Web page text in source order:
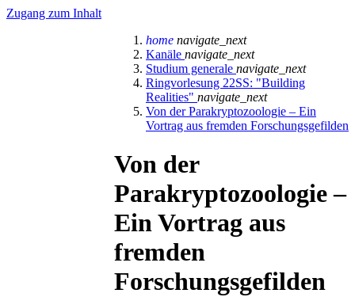
Zugang zum Inhalt
home navigate_next
Kanäle navigate_next
Studium generale navigate_next
Ringvorlesung 22SS: "Building
Realities" navigate_next
Von der Parakryptozoologie – Ein
Vortrag aus fremden Forschungsgefilden
Von der
Parakryptozoologie –
Ein Vortrag aus
fremden
Forschungsgefilden